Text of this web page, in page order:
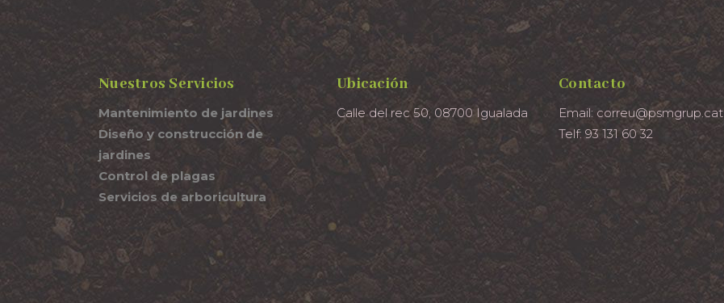
Nuestros Servicios
Mantenimiento de jardines
Diseño y construcción de
jardines
Control de plagas
Servicios de arboricultura
Ubicación
Calle del rec 50, 08700 Igualada
Contacto
Email: correu@psmgrup.cat
Telf: 93 131 60 32